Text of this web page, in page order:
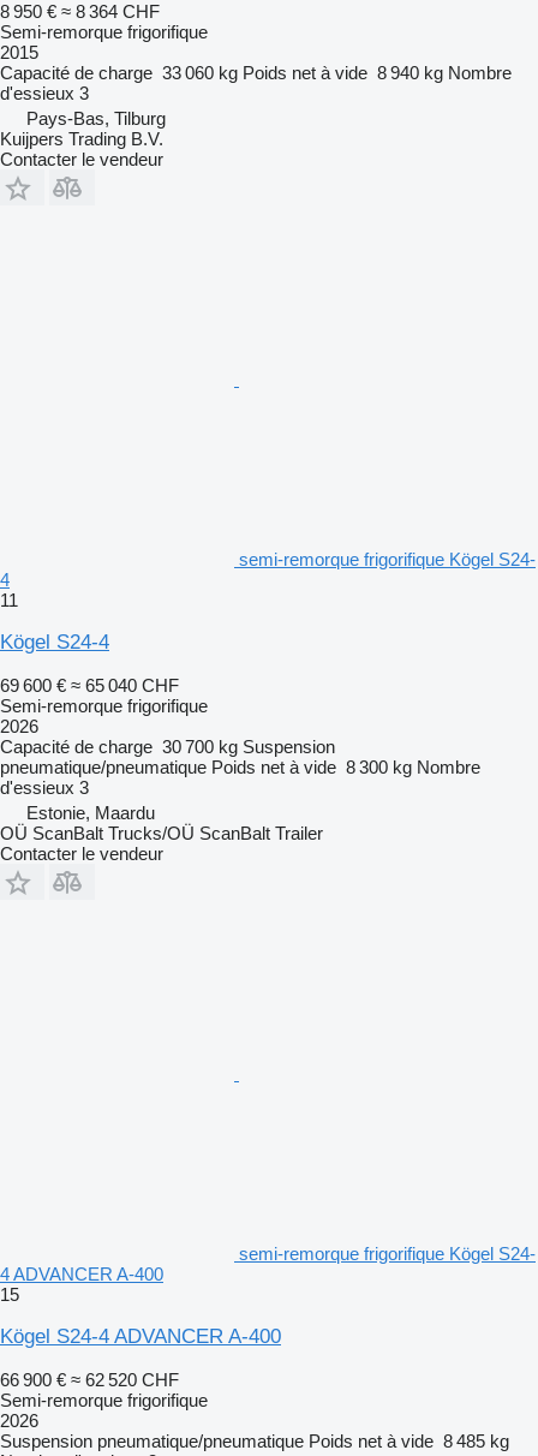
8 950 € ≈ 8 364 CHF
Semi-remorque frigorifique
2015
Capacité de charge 33 060 kg Poids net à vide 8 940 kg Nombre
d'essieux 3
Pays-Bas, Tilburg
Kuijpers Trading B.V.
Contacter le vendeur
semi-remorque frigorifique Kögel S24-
4
11
Kögel S24-4
69 600 € ≈ 65 040 CHF
Semi-remorque frigorifique
2026
Capacité de charge 30 700 kg Suspension
pneumatique/pneumatique Poids net à vide 8 300 kg Nombre
d'essieux 3
Estonie, Maardu
OÜ ScanBalt Trucks/OÜ ScanBalt Trailer
Contacter le vendeur
semi-remorque frigorifique Kögel S24-
4 ADVANCER A-400
15
Kögel S24-4 ADVANCER A-400
66 900 € ≈ 62 520 CHF
Semi-remorque frigorifique
2026
Suspension pneumatique/pneumatique Poids net à vide 8 485 kg